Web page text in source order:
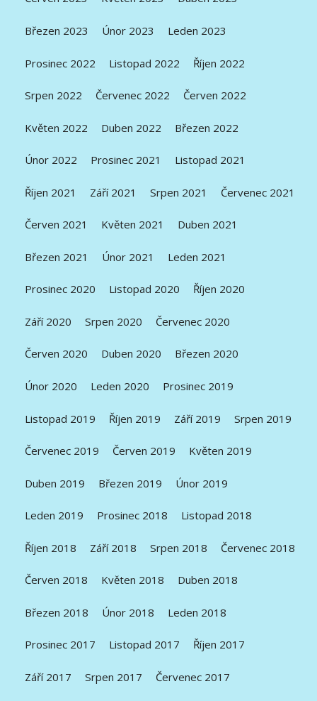
Březen 2023 Únor 2023 Leden 2023
Prosinec 2022 Listopad 2022 Říjen 2022
Srpen 2022 Červenec 2022 Červen 2022
Květen 2022 Duben 2022 Březen 2022
Únor 2022 Prosinec 2021 Listopad 2021
Říjen 2021 Září 2021 Srpen 2021 Červenec 2021
Červen 2021 Květen 2021 Duben 2021
Březen 2021 Únor 2021 Leden 2021
Prosinec 2020 Listopad 2020 Říjen 2020
Září 2020 Srpen 2020 Červenec 2020
Červen 2020 Duben 2020 Březen 2020
Únor 2020 Leden 2020 Prosinec 2019
Listopad 2019 Říjen 2019 Září 2019 Srpen 2019
Červenec 2019 Červen 2019 Květen 2019
Duben 2019 Březen 2019 Únor 2019
Leden 2019 Prosinec 2018 Listopad 2018
Říjen 2018 Září 2018 Srpen 2018 Červenec 2018
Červen 2018 Květen 2018 Duben 2018
Březen 2018 Únor 2018 Leden 2018
Prosinec 2017 Listopad 2017 Říjen 2017
Září 2017 Srpen 2017 Červenec 2017